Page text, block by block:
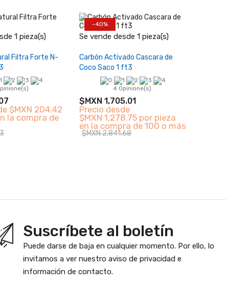
1 pieza(s)
+
al carrito
Filtra Forte N-
$MXN 204.42
la compra de
-40%
Se vende desde 1 pieza(s)
− +
Añadir al carrito
Carbón Activado Cascara de
Coco Saco 1 ft3
4 Opinione(s)
$MXN 1,705.01
Precio desde
$MXN 1,278.75 por pieza
en la compra de 100 o más
$MXN 2,841.68
Suscríbete al boletín
Puede darse de baja en cualquier momento. Por ello, lo
invitamos a ver nuestro aviso de privacidad e
información de contacto.